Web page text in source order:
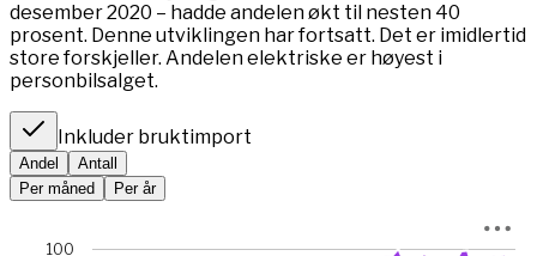
desember 2020 – hadde andelen økt til nesten 40
prosent. Denne utviklingen har fortsatt. Det er imidlertid
store forskjeller. Andelen elektriske er høyest i
personbilsalget.
Inkluder bruktimport
Andel
Antall
Per måned
Per år
100